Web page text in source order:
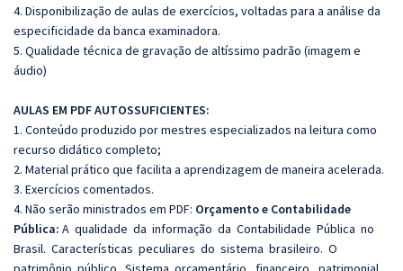
4. Disponibilização de aulas de exercícios, voltadas para a análise da
especificidade da banca examinadora.
5. Qualidade técnica de gravação de altíssimo padrão (imagem e
áudio)
AULAS EM PDF AUTOSSUFICIENTES:
1. Conteúdo produzido por mestres especializados na leitura como
recurso didático completo;
2. Material prático que facilita a aprendizagem de maneira acelerada.
3. Exercícios comentados.
4. Não serão ministrados em PDF: Orçamento e Contabilidade
Pública: A qualidade da informação da Contabilidade Pública no
Brasil. Características peculiares do sistema brasileiro. O